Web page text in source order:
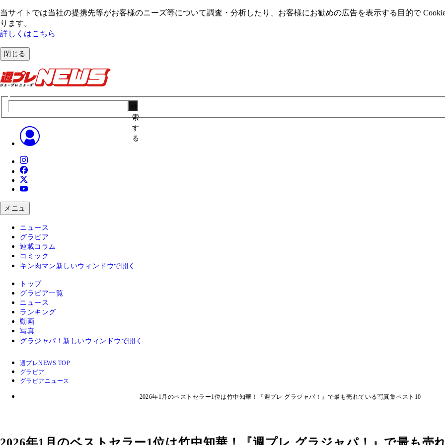
当サイトでは当社の提携先等がお客様のニーズ等について調査・分析したり、お客様にお勧めの広告を表⽰する⽬的で
ります。
詳しくはこちら
閉じる
索
す
る
メニュ
ニュース
グラビア
連載コラム
コミック
キン肉マン 新しいウィンドウで開く
トップ
グラビア一覧
ニュース
ランキング
動画
写真
グラジャパ！ 新しいウィンドウで開く
週プレNEWS TOP
グラビア
グラビアニュース
2026年1月のベストセラー1位は竹中知華！『週プレ グラジャパ！』で最も売れている写真集ベスト10
2026年1月のベストセラー1位は竹中知華！『週プレ グラジャパ！』で最も売